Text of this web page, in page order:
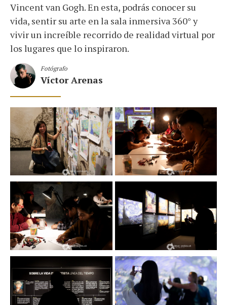
Vincent van Gogh. En esta, podrás conocer su
vida, sentir su arte en la sala inmersiva 360° y
vivir un increíble recorrido de realidad virtual por
los lugares que lo inspiraron.
Fotógrafo
Víctor Arenas